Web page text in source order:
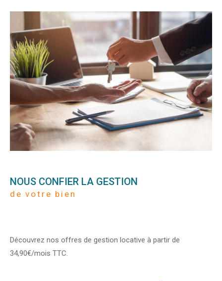
NOUS CONFIER LA GESTION
de votre bien
Découvrez nos offres de gestion locative à partir de
34,90€/mois TTC.